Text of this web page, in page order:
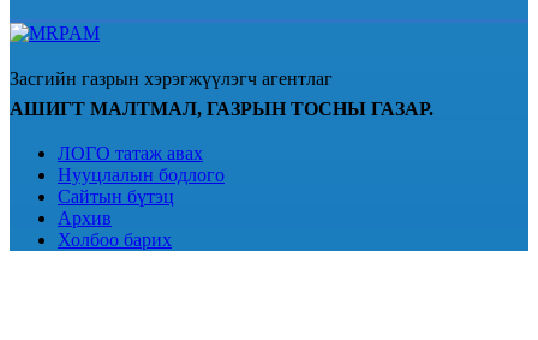
Засгийн газрын хэрэгжүүлэгч агентлаг
АШИГТ МАЛТМАЛ, ГАЗРЫН ТОСНЫ ГАЗАР.
ЛОГО татаж авах
Нууцлалын бодлого
Сайтын бүтэц
Архив
Холбоо барих